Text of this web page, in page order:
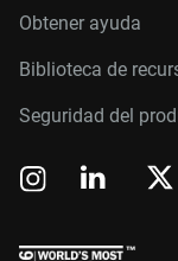
Obtener ayuda
Biblioteca de
Seguridad del